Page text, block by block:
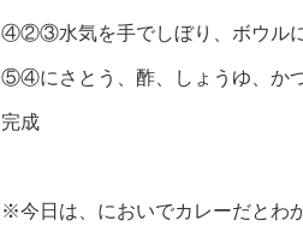
④②③水気を手でしぼり、ボウルに
⑤④にさとう、酢、しょうゆ、か
完成
※今日は、においでカレーだとわ